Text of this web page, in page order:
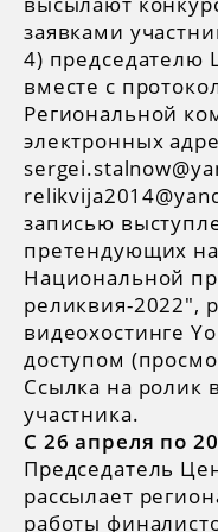
заявками
4) председателю
вместе с
Региональной
электронных
записью
претендующих
Национальной
реликвия-2022",
видеохостинге
доступом
Ссылка на ролик
участника.
С 26 апреля по
Председатель
рассылает
работы